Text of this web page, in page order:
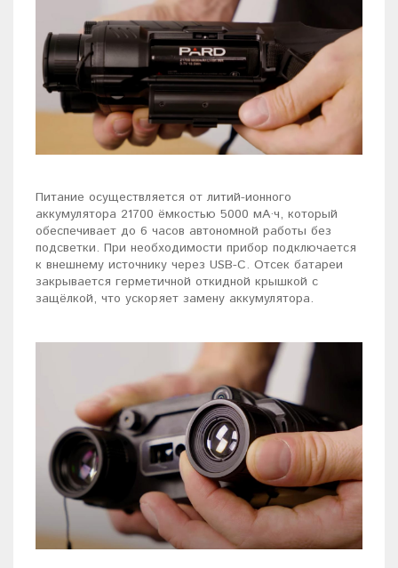
Питание осуществляется от литий-ионного
аккумулятора 21700 ёмкостью 5000 мА·ч, который
обеспечивает до 6 часов автономной работы без
подсветки. При необходимости прибор подключается
к внешнему источнику через USB-C. Отсек батареи
закрывается герметичной откидной крышкой с
защёлкой, что ускоряет замену аккумулятора.